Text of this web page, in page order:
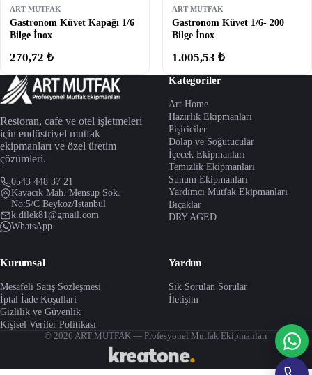
ART MUTFAK
Gastronom Küvet Kapağı 1/6
Bilge İnox
270,72 ₺
ART MUTFAK
Gastronom Küvet 1/6- 200
Bilge İnox
1.005,53 ₺
Restoran, cafe ve otel işletmeleri
için endüstriyel mutfak
ekipmanları ve özel üretim
çözümleri.
0543 448 37 21
Kavacık Mah. Mensup Sok.
No:5/C Beykoz/İstanbul
k.dilek81@gmail.com
WhatsApp
Kategoriler
Art Home
Hazırlık Ekipmanları
Pişiriciler
Dolap ve Soğutucular
İçecek Ekipmanları
Temizlik Ekipmanları
Sunum Ekipmanları
Yardımcı Mutfak Ekipmanları
Bıçaklar
DRY AGED
Kurumsal
Mesafeli Satış Sözleşmesi
İptal İade Koşullari
Gizlilik ve Güvenlik
Kişisel Veriler Politikası
Yardım
Sık Sorulan Sorular
İletişim
© 2026 ART MUTFAK — Profesyonel Mutfak Ekipmanları